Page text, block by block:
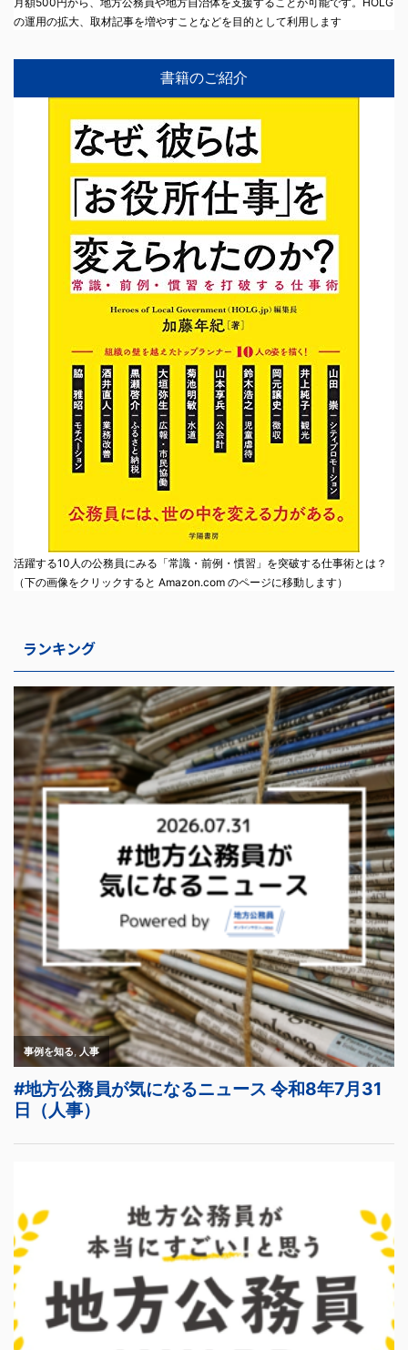
の運用の拡大、取材記事を増やすことなどを目的として利用します
書籍のご紹介
活躍する10人の公務員にみる「常識・前例・慣習」を突破する仕事術とは？
（下の画像をクリックすると Amazon.com のページに移動します）
ランキング